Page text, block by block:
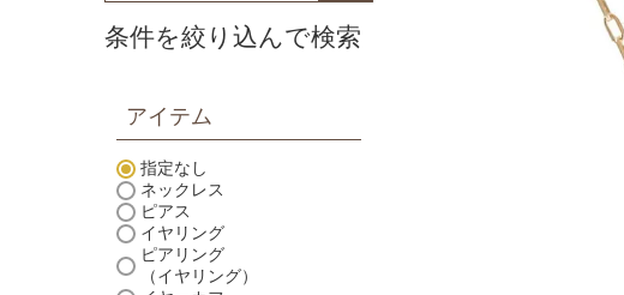
条件を絞り込んで検索
アイテム
指定なし
ネックレス
ピアス
イヤリング
ピアリング
（イヤリング）